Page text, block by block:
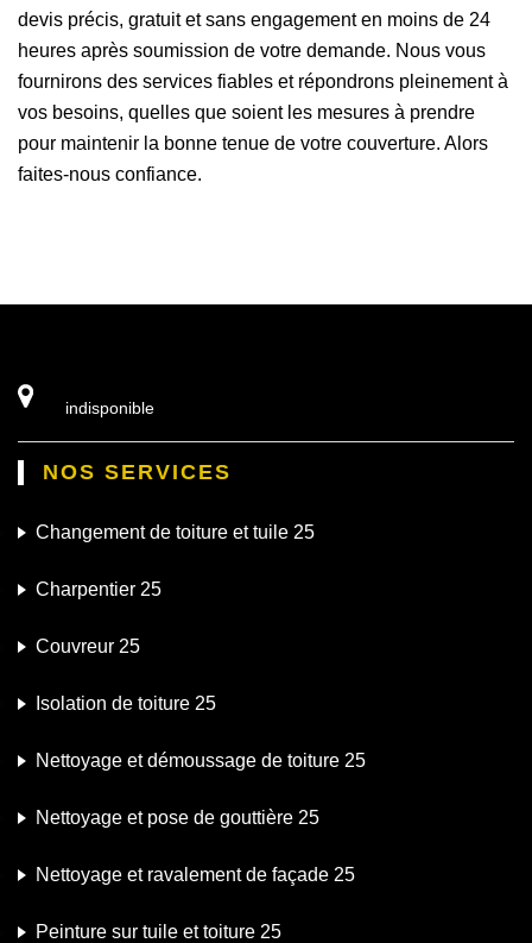
devis précis, gratuit et sans engagement en moins de 24
heures après soumission de votre demande. Nous vous
fournirons des services fiables et répondrons pleinement à
vos besoins, quelles que soient les mesures à prendre
pour maintenir la bonne tenue de votre couverture. Alors
faites-nous confiance.
indisponible
NOS SERVICES
Changement de toiture et tuile 25
Charpentier 25
Couvreur 25
Isolation de toiture 25
Nettoyage et démoussage de toiture 25
Nettoyage et pose de gouttière 25
Nettoyage et ravalement de façade 25
Peinture sur tuile et toiture 25